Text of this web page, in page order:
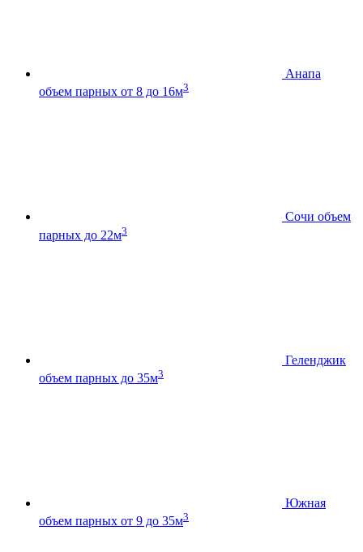
Анапа
объем парных от 8 до 16м3
Сочи объем
парных до 22м3
Геленджик
объем парных до 35м3
Южная
объем парных от 9 до 35м3